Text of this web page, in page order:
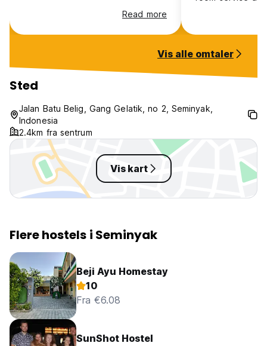
Read more
main street.
return in the
Vis alle omtaler
Sted
Jalan Batu Belig, Gang Gelatik, no 2, Seminyak,
Indonesia
2.4km fra sentrum
Vis kart
Flere hostels i Seminyak
Beji Ayu Homestay
10
Fra €6.08
SunShot Hostel